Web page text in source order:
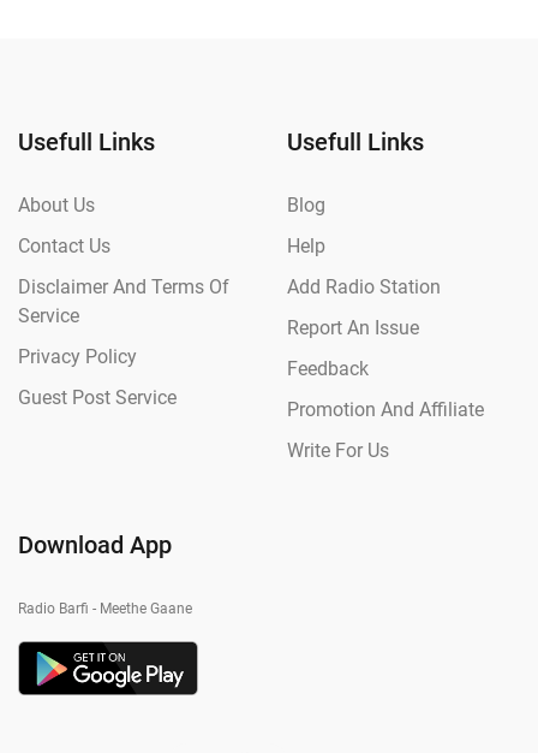
Usefull Links
About Us
Contact Us
Disclaimer And Terms Of
Service
Privacy Policy
Guest Post Service
Usefull Links
Blog
Help
Add Radio Station
Report An Issue
Feedback
Promotion And Affiliate
Write For Us
Download App
Radio Barfi - Meethe Gaane